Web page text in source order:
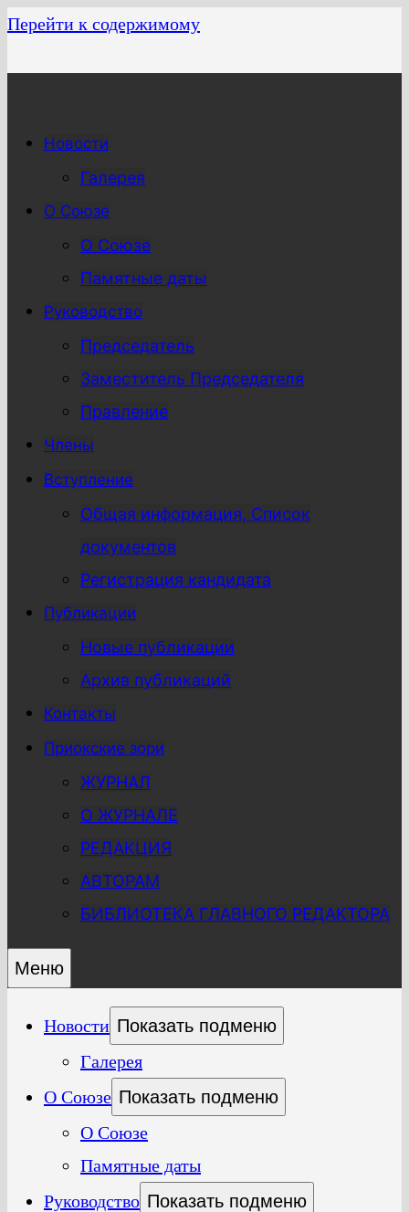
Перейти к содержимому
Новости
Галерея
О Союзе
О Союзе
Памятные даты
Руководство
Председатель
Заместитель Председателя
Правление
Члены
Вступление
Общая информация, Список
документов
Регистрация кандидата
Публикации
Новые публикации
Архив публикаций
Контакты
Приокские зори
ЖУРНАЛ
О ЖУРНАЛЕ
РЕДАКЦИЯ
АВТОРАМ
БИБЛИОТЕКА ГЛАВНОГО РЕДАКТОРА
Меню
Новости Показать подменю
Галерея
О Союзе Показать подменю
О Союзе
Памятные даты
Руководство Показать подменю